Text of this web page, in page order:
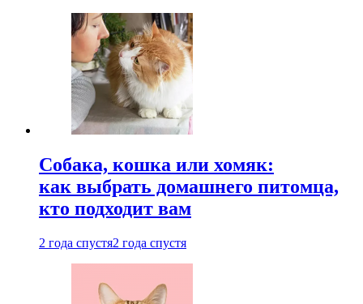
Собака, кошка или хомяк:
как выбрать домашнего питомца,
кто подходит вам
2 года спустя2 года спустя